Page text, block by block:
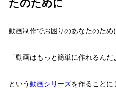
たのために
動画制作でお困りのあなたのため
「動画はもっと簡単に作れるんだ
という動画シリーズを作ることに